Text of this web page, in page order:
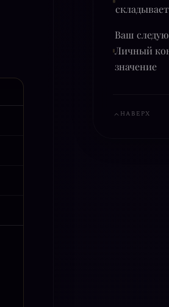
Ваш
Личный
значение
НАВЕРХ